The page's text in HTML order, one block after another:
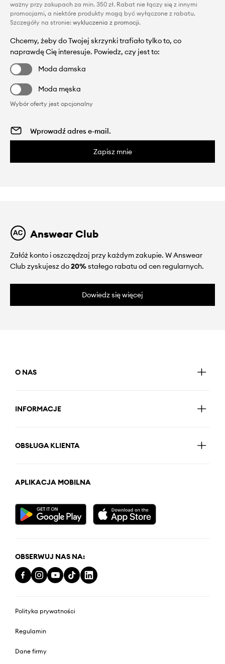
ważny przy zakupach za min. 350 zł. Rabat nie łączy się z innymi
promocjami, a niektóre produkty mogą być wyłączone z rabatu.
Szczegóły na stronie: wykluczenia z promocji.
Chcemy, żeby do Twojej skrzynki trafiało tylko to, co
naprawdę Cię interesuje. Powiedz, czy jest to:
Moda damska
Moda męska
Wybór oferty jest opcjonalny
Zapisz mnie
Answear Club
Załóż konto i oszczędzaj przy każdym zakupie. W Answear
Club zyskujesz do20%stałego rabatu od cen regularnych.
Dowiedz się więcej
O NAS
INFORMACJE
OBSŁUGA KLIENTA
APLIKACJA MOBILNA
OBSERWUJ NAS NA:
Polityka prywatności
Regulamin
Dane firmy